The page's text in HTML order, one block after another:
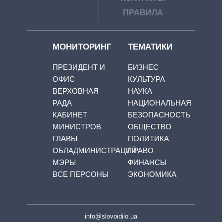
ПРАВИЛА
МОНИТОРИНГ
ПРЕЗИДЕНТ И
ОФИС
ВЕРХОВНАЯ
РАДА
КАБИНЕТ
МИНИСТРОВ
ГЛАВЫ
ОБЛАДМИНИСТРАЦИЙ
МЭРЫ
ВСЕ ПЕРСОНЫ
ТЕМАТИКИ
БИЗНЕС
КУЛЬТУРА
НАУКА
НАЦИОНАЛЬНАЯ
БЕЗОПАСНОСТЬ
ОБЩЕСТВО
ПОЛИТИКА
ПРАВО
ФИНАНСЫ
ЭКОНОМИКА
info@slovoidilo.ua